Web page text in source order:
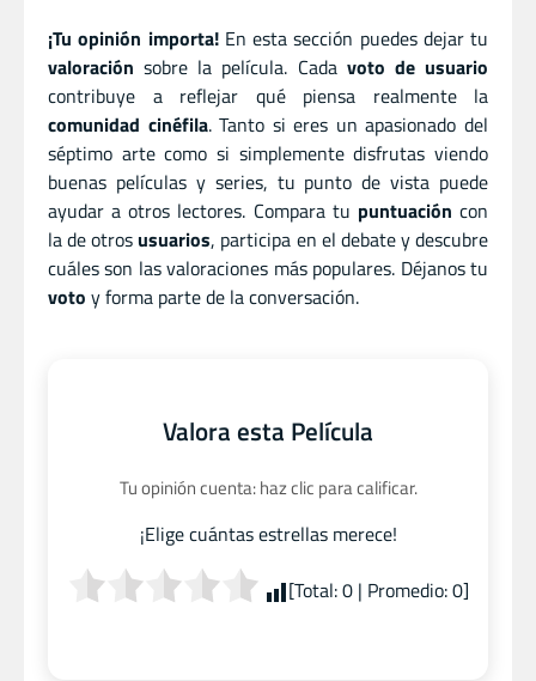
¡Tu opinión importa!En esta sección puedes dejar tu
valoración sobre la película. Cada voto de usuario
contribuye a reflejar qué piensa realmente la
comunidad cinéfila. Tanto si eres un apasionado del
séptimo arte como si simplemente disfrutas viendo
buenas películas y series, tu punto de vista puede
ayudar a otros lectores. Compara tu puntuación con
la de otros usuarios, participa en el debate y descubre
cuáles son las valoraciones más populares. Déjanos tu
voto y forma parte de la conversación.
Valora esta Película
Tu opinión cuenta: haz clic para calificar.
¡Elige cuántas estrellas merece!
[Total:0| Promedio:0]